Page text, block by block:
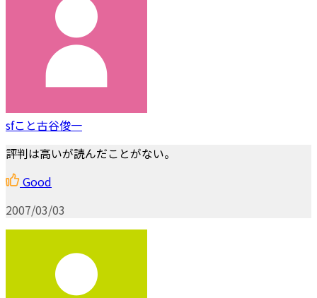
sfこと古谷俊一
評判は高いが読んだことがない。
Good
2007/03/03